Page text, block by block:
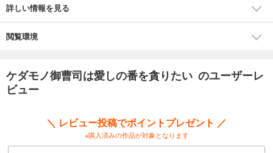
【目次】
第二章
第三章
詳しい情報を見る
閲覧環境
ケダモノ御曹司は愛しの番を貪りたい のユーザーレ
ビュー
＼ レビュー投稿でポイントプレゼント ／
※購入済みの作品が対象となります